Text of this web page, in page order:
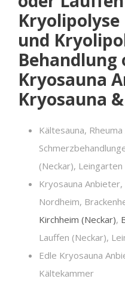
und
Behandlung
Kryosauna
Kryosauna
Kältesauna,
(Neckar),
Kryosauna
Nordheim,
Kirchheim (Neckar),
Lauffen (Neckar),
Edle Kryosauna
Kältekammer